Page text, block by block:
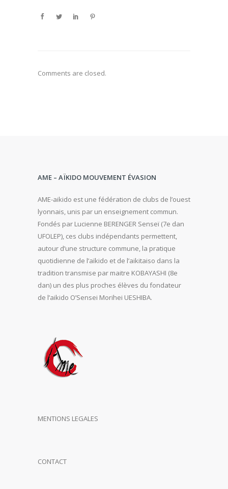
Comments are closed.
AME – AÏKIDO MOUVEMENT ÉVASION
AME-aikido est une fédération de clubs de l’ouest
lyonnais, unis par un enseignement commun.
Fondés par Lucienne BERENGER Senseï (7e dan
UFOLEP), ces clubs indépendants permettent,
autour d’une structure commune, la pratique
quotidienne de l’aïkido et de l’aikitaiso dans la
tradition transmise par maitre KOBAYASHI (8e
dan) un des plus proches élèves du fondateur
de l’aikido O’Sensei Morihei UESHIBA.
MENTIONS LEGALES
CONTACT